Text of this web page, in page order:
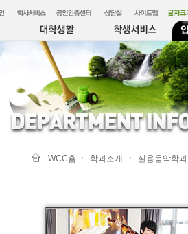
WCC홈 학과소개 실용음악학과